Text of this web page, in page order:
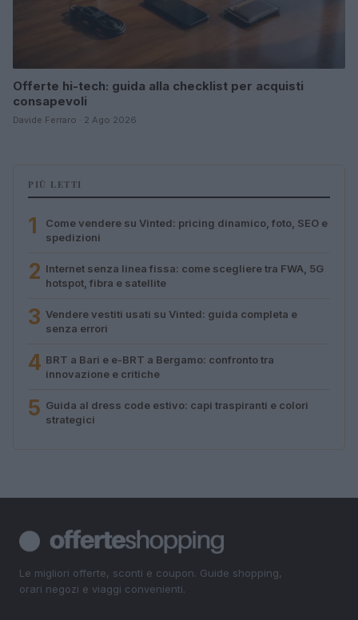
Offerte hi-tech: guida alla checklist per acquisti
consapevoli
Davide Ferraro · 2 Ago 2026
PIÙ LETTI
1
Come vendere su Vinted: pricing dinamico, foto, SEO e
spedizioni
2 Internet senza linea fissa: come scegliere tra FWA, 5G
hotspot, fibra e satellite
3 Vendere vestiti usati su Vinted: guida completa e
senza errori
4 BRT a Bari e e-BRT a Bergamo: confronto tra
innovazione e critiche
5 Guida al dress code estivo: capi traspiranti e colori
strategici
Le migliori offerte, sconti e coupon. Guide shopping,
orari negozi e viaggi convenienti.